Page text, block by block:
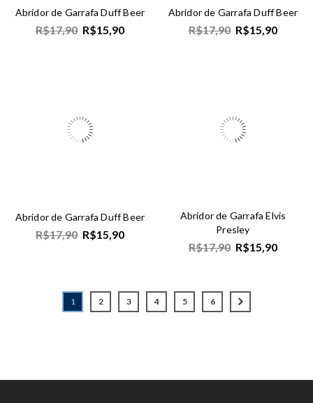
Abridor de Garrafa Duff Beer
R$17,90 R$15,90
Abridor de Garrafa Duff Beer
R$17,90 R$15,90
Abridor de Garrafa Duff Beer
R$17,90 R$15,90
Abridor de Garrafa Elvis
Presley
R$17,90 R$15,90
1 2 3 4 5 6